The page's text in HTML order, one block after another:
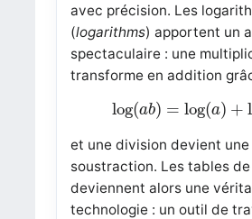
avec précision. Les
(logarithms) apportent un
spectaculaire : une
transforme en addition
log(ab) = log(a) +
log( ab log ( a) +
et une division devient une
soustraction. Les tables
deviennent alors une
technologie : un outil de